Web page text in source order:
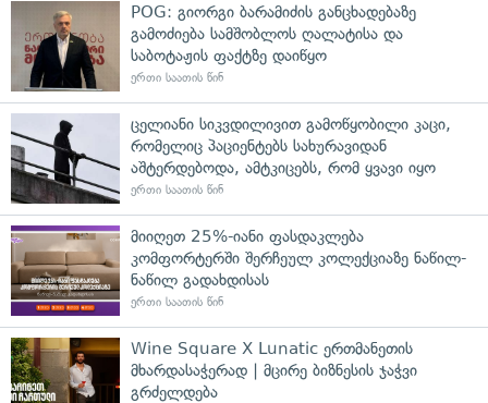
POG: გიორგი ბარამიძის განცხადებაზე
გამოძიება სამშობლოს ღალატისა და
საბოტაჟის ფაქტზე დაიწყო
ერთი საათის წინ
ცელიანი სიკვდილივით გამოწყობილი კაცი,
რომელიც პაციენტებს სახურავიდან
აშტერდებოდა, ამტკიცებს, რომ ყვავი იყო
ერთი საათის წინ
მიიღეთ 25%-იანი ფასდაკლება
კომფორტერში შერჩეულ კოლექციაზე ნაწილ-
ნაწილ გადახდისას
ერთი საათის წინ
Wine Square X Lunatic ერთმანეთის
მხარდასაჭერად | მცირე ბიზნესის ჯაჭვი
გრძელდება